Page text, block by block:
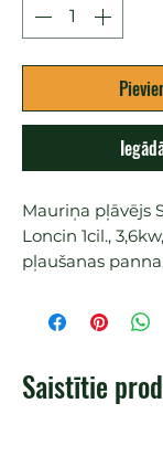
Mauriņa pļāvējs
Loncin 1cil.,
pļaušanas
Saistītie